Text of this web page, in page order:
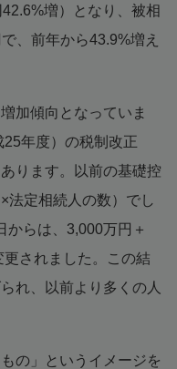
増）となり、被相
、前年から43.9%増え
加傾向となっていま
年度）の税制改正
ります。以前の基礎控
法定相続人の数）でし
からは、3,000万円＋
更されました。この結
れ、以前より多くの人
の」というイメージを